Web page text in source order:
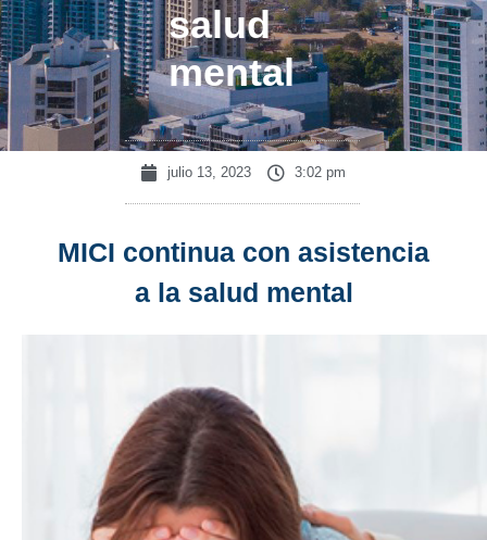
salud
mental
julio 13, 2023 3:02 pm
MICI continua con asistencia
a la salud mental